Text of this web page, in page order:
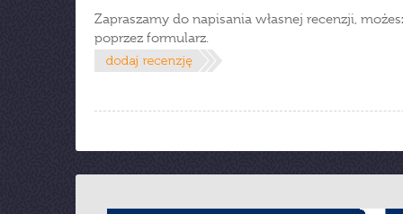
Zapraszamy do napisania własnej recenzji,
poprzez formularz.